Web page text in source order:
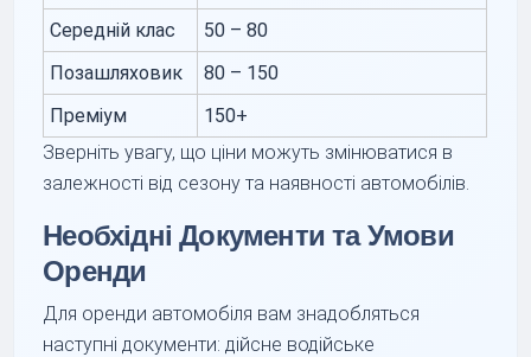
Середній клас
50 – 80
Позашляховик
80 – 150
Преміум
150+
Зверніть увагу, що ціни можуть змінюватися в
залежності від сезону та наявності автомобілів.
Необхідні Документи та Умови
Оренди
Для оренди автомобіля вам знадобляться
наступні документи: дійсне водійське